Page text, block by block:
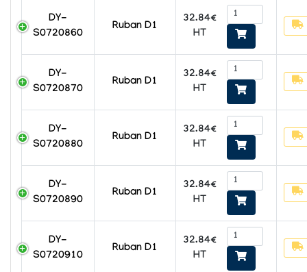
DY-
S0720860
Ruban D1
32.84€
HT
DY-
S0720870
Ruban D1
32.84€
HT
DY-
S0720880
Ruban D1
32.84€
HT
DY-
S0720890
Ruban D1
32.84€
HT
DY-
S0720910
Ruban D1
32.84€
HT